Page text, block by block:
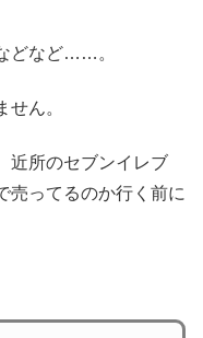
どなど……。
ん。
近所のセブンイレブ
売ってるのか行く前に